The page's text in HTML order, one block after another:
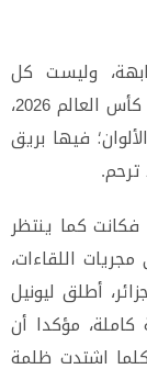
وليست كل
الانتصارات سواء. ففي المجموعة العاشرة من كأس العالم 2026،
فيها بريق
ترحم.
فكانت كما ينتظر
اللقاءات،
أطلق ليونيل
مؤكدا أن
اشتدت ظلمة